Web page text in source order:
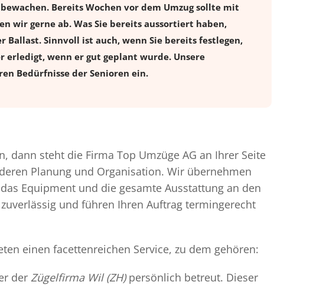
Bereits Wochen vor dem Umzug sollte mit
wir gerne ab. Was Sie bereits aussortiert haben,
Ballast. Sinnvoll ist auch, wenn Sie bereits festlegen,
erledigt, wenn er gut geplant wurde. Unsere
Bedürfnisse der Senioren ein.
dann steht die Firma Top Umzüge AG an Ihrer Seite
Planung und Organisation. Wir übernehmen
Equipment und die gesamte Ausstattung an den
und führen Ihren Auftrag termingerecht
einen facettenreichen Service, zu dem gehören:
der Zügelfirma Wil (ZH)persönlich betreut. Dieser